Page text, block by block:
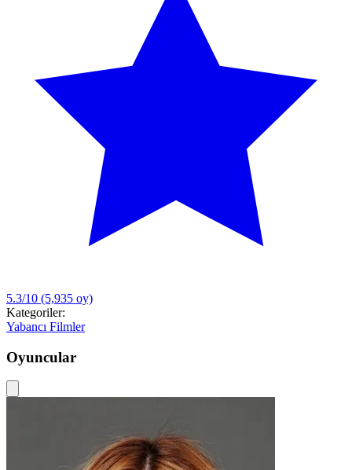
5.3/10 (5,935 oy)
Kategoriler:
Yabancı Filmler
Oyuncular